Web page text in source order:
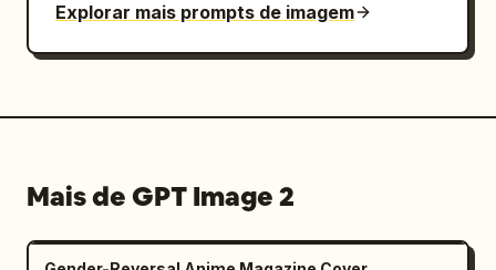
Explorar mais prompts de imagem
Mais de GPT Image 2